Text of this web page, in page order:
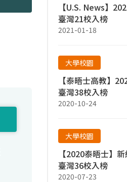
【U.S. News】
臺灣21校入榜
2021-01-18
大學校園
【泰晤士高教】
臺灣38校入榜
2020-10-24
大學校園
【2020泰晤士】
臺灣36校入榜
2020-07-23